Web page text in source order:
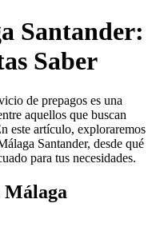
Santander:
Saber
de prepagos es una
aquellos que buscan
este artículo, exploraremos
Santander, desde qué
para tus necesidades.
Málaga